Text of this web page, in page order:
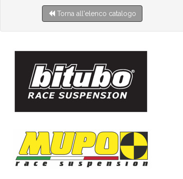
Torna all'elenco catalogo